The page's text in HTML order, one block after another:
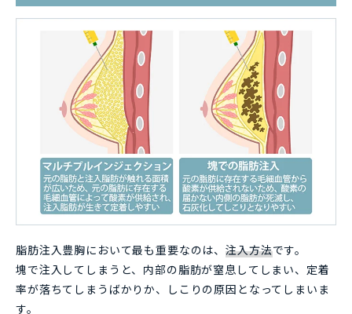
脂肪注入豊胸において最も重要なのは、注入方法です。
塊で注入してしまうと、内部の脂肪が窒息してしまい、定着
率が落ちてしまうばかりか、しこりの原因となってしまいま
す。